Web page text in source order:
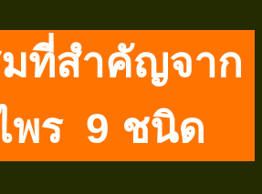
ที่สำคัญจาก
พร 9 ชนิด